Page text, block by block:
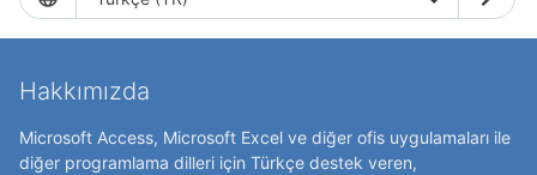
Hakkımızda
Microsoft Access, Microsoft Excel ve diğer ofis uygulamaları ile
diğer programlama dilleri için Türkçe destek veren,